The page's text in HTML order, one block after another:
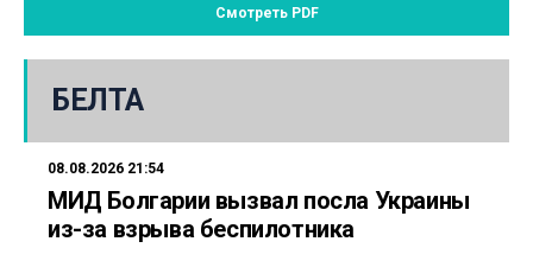
Смотреть PDF
БЕЛТА
08.08.2026 21:54
МИД Болгарии вызвал посла Украины
из-за взрыва беспилотника